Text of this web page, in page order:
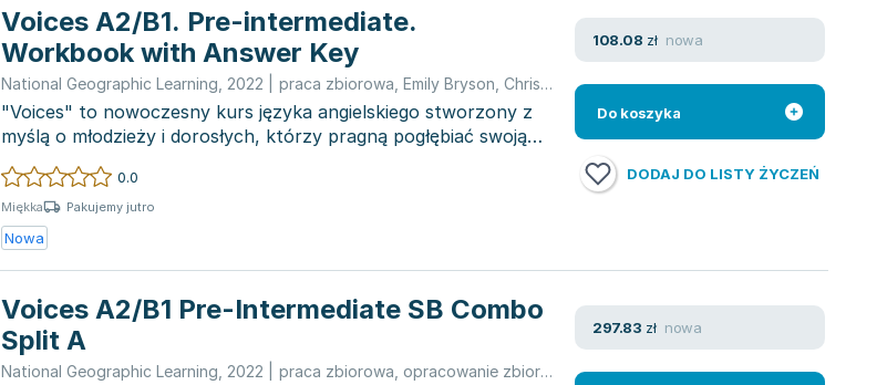
Voices A2/B1. Pre-intermediate.
Workbook with Answer Key
National Geographic Learning 2022 praca zbiorowa Emily Bryson Chris Tien Lee ,Lee Christien
"Voices" to nowoczesny kurs języka angielskiego stworzony z
myślą o młodzieży i dorosłych, którzy pragną pogłębiać swoją
wiedzę o...
0.0
Miękka Pakujemy jutro
Nowa
108.08 zł nowa
Do koszyka
DODAJ DO LISTY ŻYCZEŃ
Voices A2/B1 Pre-Intermediate SB Combo
Split A
National Geographic Learning 2022 praca zbiorowa opracowanie zbiorowe ,Emily Bryson,Chris Tien Lee,Lee Christien
297.83 zł nowa